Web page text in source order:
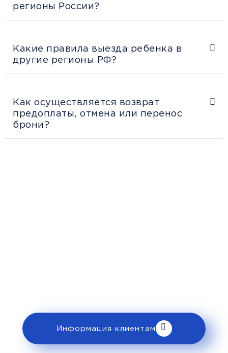
регионы России?
Какие правила выезда ребенка в
другие регионы РФ?
Как осуществляется возврат
предоплаты, отмена или перенос
брони?
Информация клиентам